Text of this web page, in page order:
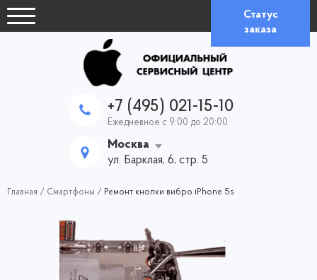
Статус
заказа
+7 (495) 021-15-10
Ежедневное с 9:00 до 20:00
Москва
ул. Барклая, 6, стр. 5
Главная / Смартфоны / Ремонт кнопки вибро iPhone 5s